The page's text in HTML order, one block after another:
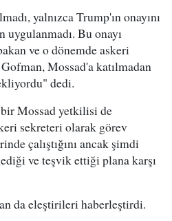
yalnızca Trump'ın onayını
uygulanmadı. Bu onayı
ve o dönemde askeri
Mossad'a katılmadan
dedi.
Mossad yetkilisi de
sekreteri olarak görev
çalıştığını ancak şimdi
ve teşvik ettiği plana karşı
da eleştirileri haberleştirdi.